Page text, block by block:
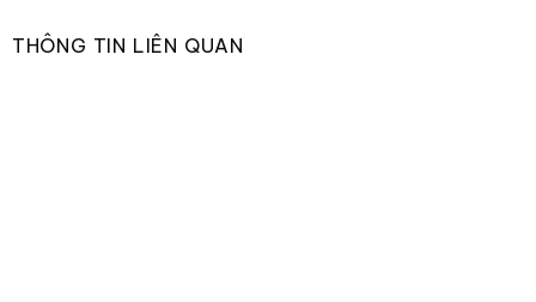
THÔNG TIN LIÊN QUAN